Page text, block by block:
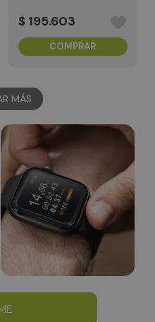
interactiva
$ 195.603
COMPRAR
MÁS